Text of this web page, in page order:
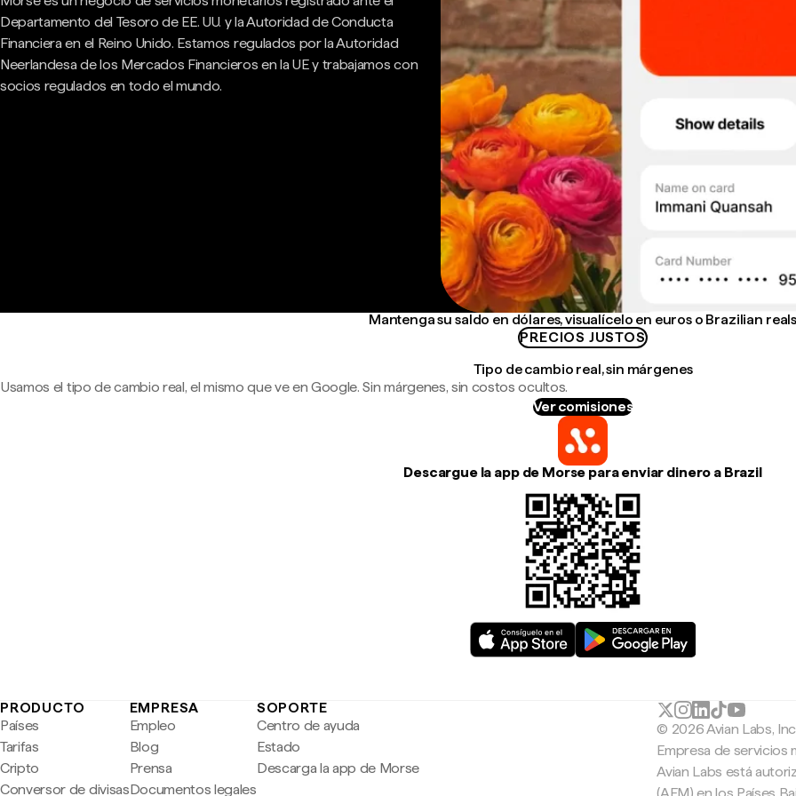
Departamento del Tesoro de EE. UU. y la Autoridad de Conducta
Financiera en el Reino Unido. Estamos regulados por la Autoridad
Neerlandesa de los Mercados Financieros en la UE y trabajamos con
socios regulados en todo el mundo.
Mantenga su saldo en dólares, visualícelo en euros o Brazilian
PRECIOS JUSTOS
Tipo de cambio real, sin márgenes
Usamos el tipo de cambio real, el mismo que ve en Google. Sin márgenes, sin costos ocultos.
Ver comisiones
Descargue la app de Morse para enviar dinero a Brazil
PRODUCTO
Países
Tarifas
Cripto
Conversor de divisas
EMPRESA
Empleo
Blog
Prensa
Documentos legales
SOPORTE
Centro de ayuda
Estado
Descarga la app de Morse
© 2026 Avian Labs, Inc
Empresa de servicios
Avian Labs está